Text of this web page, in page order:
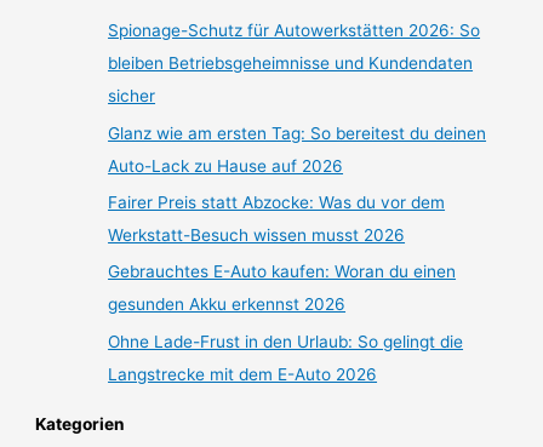
Spionage-Schutz für Autowerkstätten 2026: So
bleiben Betriebsgeheimnisse und Kundendaten
sicher
Glanz wie am ersten Tag: So bereitest du deinen
Auto-Lack zu Hause auf 2026
Fairer Preis statt Abzocke: Was du vor dem
Werkstatt-Besuch wissen musst 2026
Gebrauchtes E-Auto kaufen: Woran du einen
gesunden Akku erkennst 2026
Ohne Lade-Frust in den Urlaub: So gelingt die
Langstrecke mit dem E-Auto 2026
Kategorien